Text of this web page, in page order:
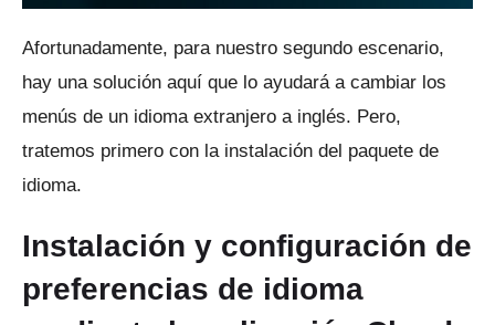
Afortunadamente, para nuestro segundo escenario,
hay una solución aquí que lo ayudará a cambiar los
menús de un idioma extranjero a inglés. Pero,
tratemos primero con la instalación del paquete de
idioma.
Instalación y configuración de
preferencias de idioma